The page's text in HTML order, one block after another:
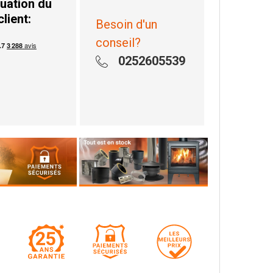
du
Besoin d'un
conseil?
0252605539